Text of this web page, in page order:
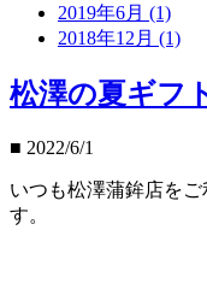
2019年6月 (1)
2018年12月 (1)
松澤の夏ギフ
■ 2022/6/1
いつも松澤蒲鉾店を
す。